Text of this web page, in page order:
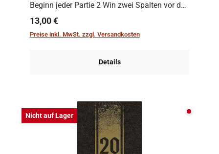
Beginn jeder Partie 2 Win zwei Spalten vor den
Spielenden aus, die es in die Höhe zu treiben
gilt. Doch das geht natürlich nur, solange man
Regulärer Preis:
13,00 €
Preise inkl. MwSt. zzgl. Versandkosten
Details
Nicht auf Lager Nicht